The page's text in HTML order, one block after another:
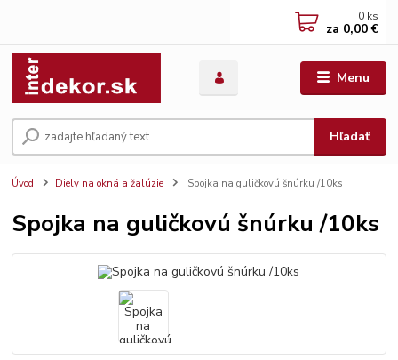
Menu
Hľadať
0 ks
za 0,00 €
Úvod Diely na okná a žalúzie Spojka na guličkovú šnúrku /10ks
Spojka na guličkovú šnúrku /10ks